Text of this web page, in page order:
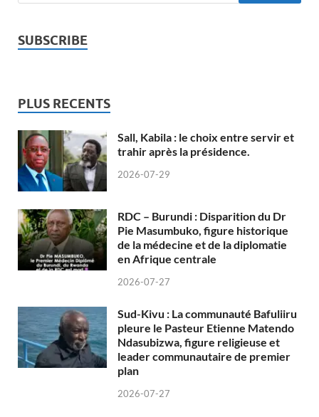
SUBSCRIBE
PLUS RECENTS
Sall, Kabila : le choix entre servir et
trahir après la présidence.
2026-07-29
RDC – Burundi : Disparition du Dr
Pie Masumbuko, figure historique
de la médecine et de la diplomatie
en Afrique centrale
2026-07-27
Sud-Kivu : La communauté Bafuliiru
pleure le Pasteur Etienne Matendo
Ndasubizwa, figure religieuse et
leader communautaire de premier
plan
2026-07-27